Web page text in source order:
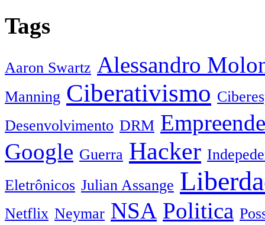
Tags
Aaron Swartz Alessandro
Manning Ciberativismo
Desenvolvimento DRM
Google Guerra Hacker
Eletrônicos Julian Assange
Netflix Neymar NSA Politica